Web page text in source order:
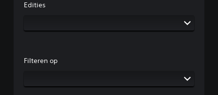
Edities
Filteren op